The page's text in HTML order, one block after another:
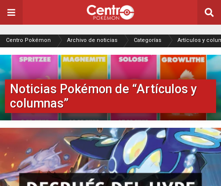
Centro Pokémon Archivo de noticias Categorías Artículos y
Noticias Pokémon de “Artículos y
columnas”